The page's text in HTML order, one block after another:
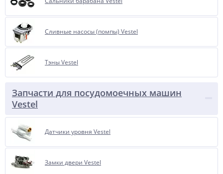
Сливные насосы (помпы) Vestel
Тэны Vestel
Запчасти для посудомоечных машин
Vestel
Датчики уровня Vestel
Замки двери Vestel